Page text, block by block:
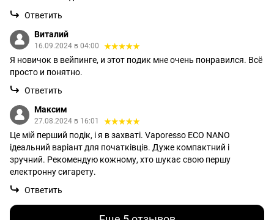
Ответить
Виталий
16.09.2024 в 04:00
Я новичок в вейпинге, и этот подик мне очень понравился. Всё
просто и понятно.
Ответить
Максим
27.08.2024 в 16:01
Це мій перший подік, і я в захваті. Vaporesso ECO NANO
ідеальний варіант для початківців. Дуже компактний і
зручний. Рекомендую кожному, хто шукає свою першу
електронну сигарету.
Ответить